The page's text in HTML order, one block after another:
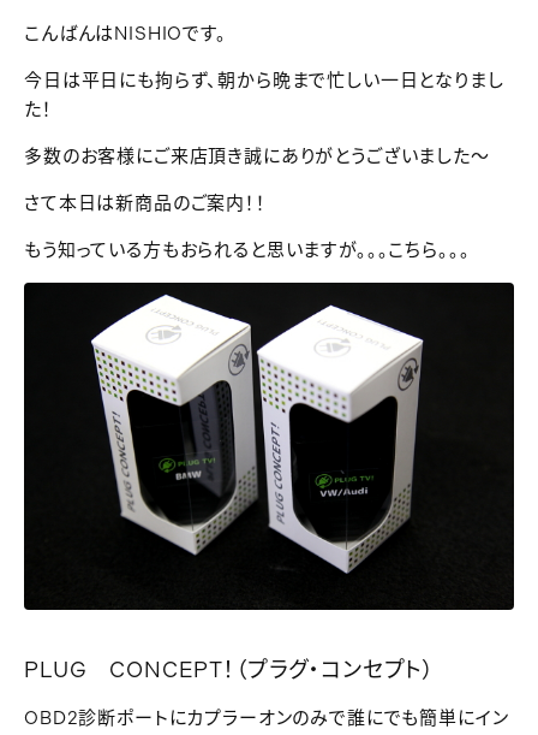
こんばんはNISHIOです。
今日は平日にも拘らず、朝から晩まで忙しい一日となりまし
た！
多数のお客様にご来店頂き誠にありがとうございました～
さて本日は新商品のご案内！！
もう知っている方もおられると思いますが。。。こちら。。。
PLUG CONCEPT！（プラグ・コンセプト）
OBD2診断ポートにカプラーオンのみで誰にでも簡単にイン